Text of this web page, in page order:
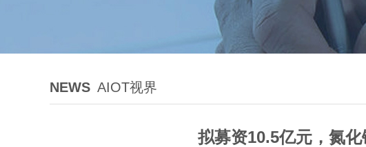
NEWS AIOT视界
拟募资10.5亿元，氮